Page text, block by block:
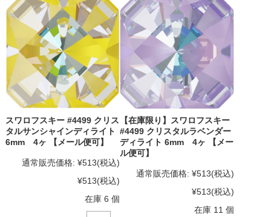
スワロフスキー #4499 クリス
タルサンシャインディライト
6mm 4ヶ 【メール便可】
通常販売価格: ¥513(税込)
¥513(税込)
在庫 6 個
【在庫限り】スワロフスキー
#4499 クリスタルラベンダー
ディライト 6mm 4ヶ 【メー
ル便可】
通常販売価格: ¥513(税込)
¥513(税込)
在庫 11 個